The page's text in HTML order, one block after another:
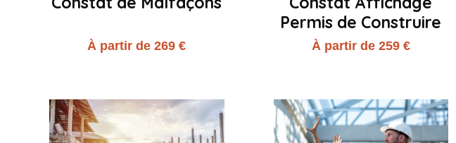
À partir de 269 €
Permis de Construire
À partir de 259 €